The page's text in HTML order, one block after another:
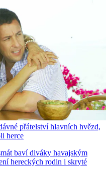
přátelství hlavních hvězd,
herce
baví diváky havajským
hereckých rodin i skryté